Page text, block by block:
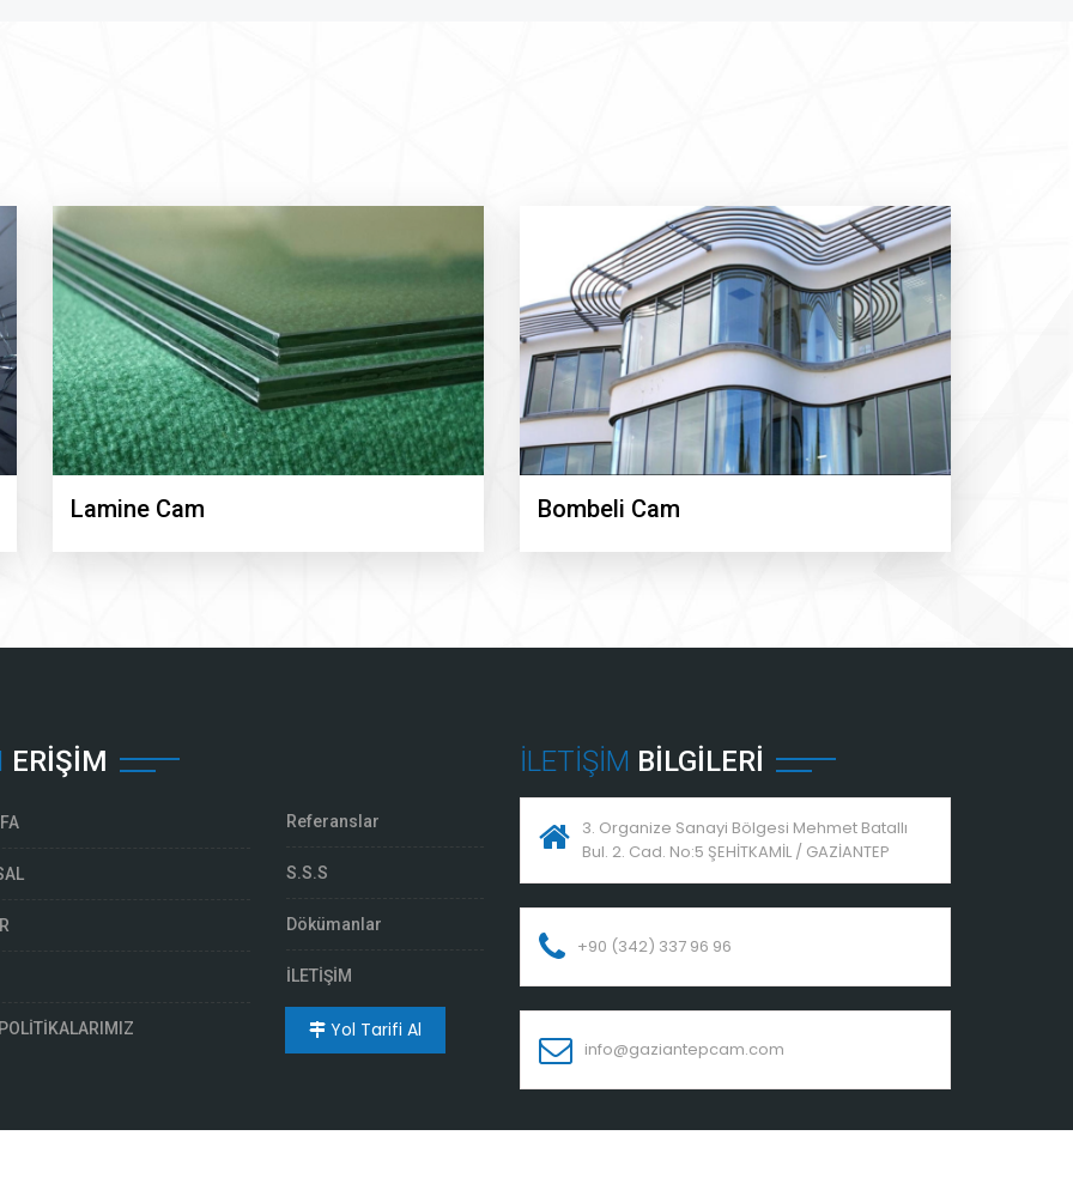
Lamine Cam Bombeli Cam
ERIŞIM
Referanslar
S.S.S
Dökümanlar
İLETİŞİM
Yol Tarifi Al
İLETIŞIM BILGILERI
3. Organize Sanayi Bölgesi Mehmet Batallı
Bul. 2. Cad. No:5 ŞEHİTKAMİL / GAZİANTEP
+90 (342) 337 96 96
info@gaziantepcam.com